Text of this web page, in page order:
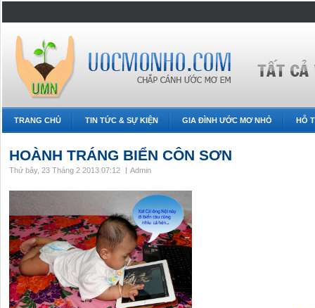
TRANG CHỦ TIN TỨC & SỰ KIỆN GIA ĐÌNH ƯỚC MƠ NHỎ HỖ
HOÀNH TRÁNG BIỂN CÔN SƠN
Thứ bảy, 23 Tháng 2 2013 07:12 Admin